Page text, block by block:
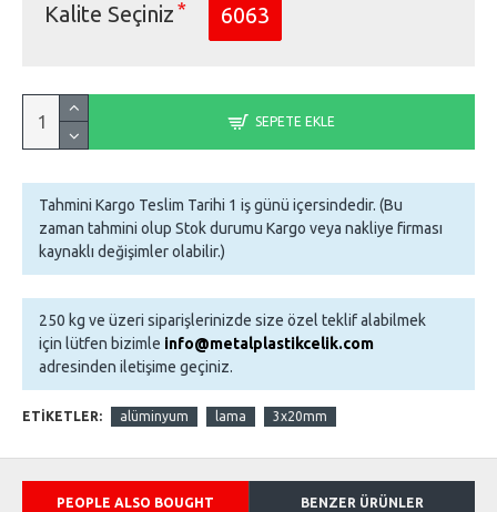
SEPETE EKLE
Kalite Seçiniz 6063
Tahmini Kargo Teslim Tarihi 1 iş günü içersindedir. (Bu
zaman tahmini olup Stok durumu Kargo veya nakliye firması
kaynaklı değişimler olabilir.)
250 kg ve üzeri siparişlerinizde size özel teklif alabilmek
için lütfen bizimle info@metalplastikcelik.com
adresinden iletişime geçiniz.
ETIKETLER: alüminyum lama 3x20mm
PEOPLE ALSO BOUGHT BENZER ÜRÜNLER